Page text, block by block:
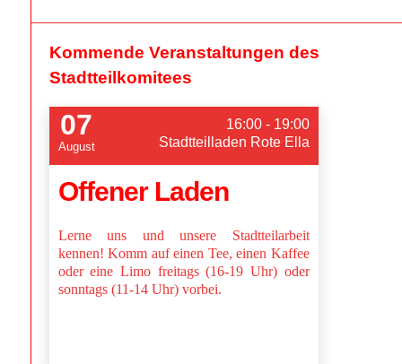
Kommende Veranstaltungen des
Stadtteilkomitees
07
August
16:00 - 19:00
Stadtteilladen Rote Ella
Offener Laden
Lerne uns und unsere Stadtteilarbeit
kennen! Komm auf einen Tee, einen Kaffee
oder eine Limo freitags (16-19 Uhr) oder
sonntags (11-14 Uhr) vorbei.